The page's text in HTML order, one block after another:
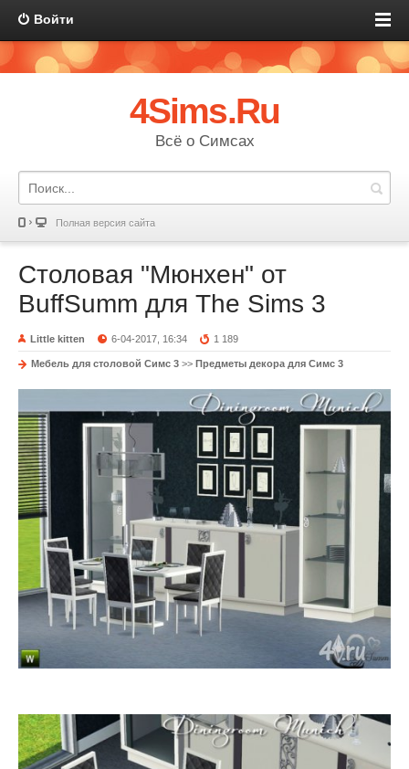
Войти
4Sims.Ru
Всё о Симсах
Полная версия сайта
Столовая "Мюнхен" от
BuffSumm для The Sims 3
Little kitten 6-04-2017, 16:34 1 189
Мебель для столовой Симс 3 >> Предметы декора для Симс 3